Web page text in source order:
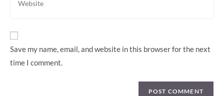
your
URL
Save my name, email, and website in this browser for the next
time I comment.